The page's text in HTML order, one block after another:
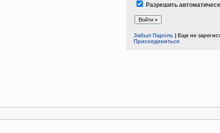
Разрешить
Забыл Пароль | Еще не
Присоединиться